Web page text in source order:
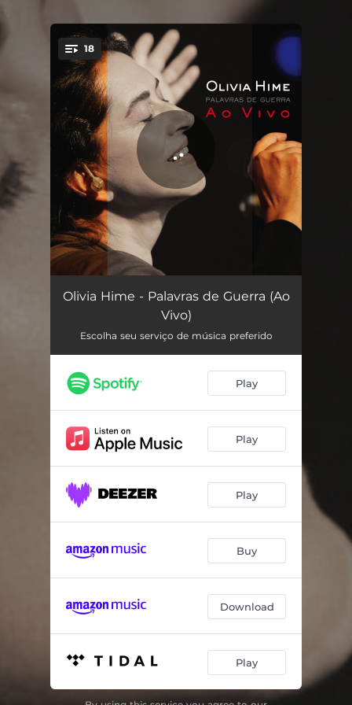
You're all set!
18
Jogo de Roda - Ao Vivo 03:43
Ieramá - Ao Vivo 02:43
Ana de Amsterdam (Trecho) / Fortaleza [Trecho] - Ao Vivo
Tatuagem - Ao Vivo 02:48
Meu Homem - Ao Vivo 03:02
Corpo Marinheiro - Ao Vivo 02:39
Minha - Ao Vivo 03:02
Fado Tropical - Ao Vivo 05:17
Entrudo - Ao Vivo 02:48
Máscara - Ao Vivo 02:30
Em Tempo de Adeus / Tigrana (Poema) - Ao Vivo 04:00
Olivia Hime - Palavras de Guerra (Ao
Vivo)
Escolha seu serviço de música preferido
Play
Play
Play
Buy
Download
Play
.